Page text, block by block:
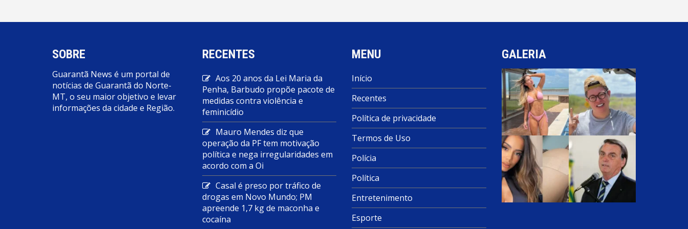
SOBRE
Guarantã News é um portal de
notícias de Guarantã do Norte-
MT, o seu maior objetivo e levar
informações da cidade e Região.
RECENTES
Aos 20 anos da Lei Maria da
Penha, Barbudo propõe pacote de
medidas contra violência e
feminicídio
Mauro Mendes diz que
operação da PF tem motivação
política e nega irregularidades em
acordo com a Oi
Casal é preso por tráfico de
drogas em Novo Mundo; PM
apreende 1,7 kg de maconha e
cocaína
MENU
Início
Recentes
Política de privacidade
Termos de Uso
Polícia
Política
Entretenimento
Esporte
GALERIA